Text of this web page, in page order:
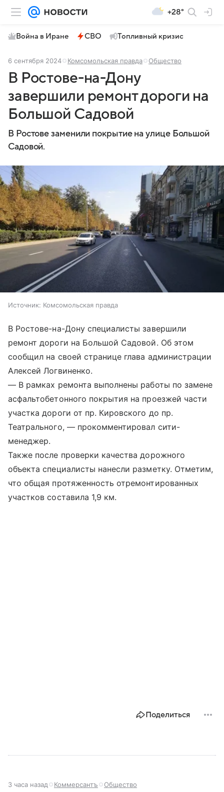
+28°
Война в Иране СВО Топливный кризис
6 сентября 2024 Комсомольская правда Общество
В Ростове-на-Дону
завершили ремонт дороги на
Большой Садовой
В Ростове заменили покрытие на улице Большой
Садовой.
Источник: Комсомольская правда
В Ростове-на-Дону специалисты завершили
ремонт дороги на Большой Садовой. Об этом
сообщил на своей странице глава администрации
Алексей Логвиненко.
— В рамках ремонта выполнены работы по замене
асфальтобетонного покрытия на проезжей части
участка дороги от пр. Кировского до пр.
Театрального, — прокомментировал сити-
менеджер.
Также после проверки качества дорожного
объекта специалисты нанесли разметку. Отметим,
что общая протяженность отремонтированных
участков составила 1,9 км.
Поделиться
3 часа назад Коммерсантъ Общество